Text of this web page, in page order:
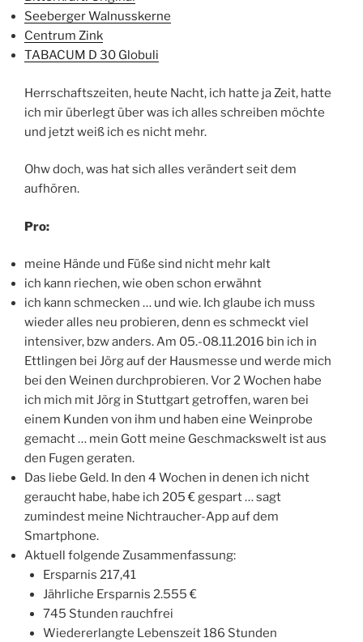
Seeberger Walnusskerne
Centrum Zink
TABACUM D 30 Globuli
Herrschaftszeiten, heute Nacht, ich hatte ja Zeit, hatte
ich mir überlegt über was ich alles schreiben möchte
und jetzt weiß ich es nicht mehr.
Ohw doch, was hat sich alles verändert seit dem
aufhören.
Pro:
meine Hände und Füße sind nicht mehr kalt
ich kann riechen, wie oben schon erwähnt
ich kann schmecken … und wie. Ich glaube ich muss
wieder alles neu probieren, denn es schmeckt viel
intensiver, bzw anders. Am 05.-08.11.2016 bin ich in
Ettlingen bei Jörg auf der Hausmesse und werde mich
bei den Weinen durchprobieren. Vor 2 Wochen habe
ich mich mit Jörg in Stuttgart getroffen, waren bei
einem Kunden von ihm und haben eine Weinprobe
gemacht … mein Gott meine Geschmackswelt ist aus
den Fugen geraten.
Das liebe Geld. In den 4 Wochen in denen ich nicht
geraucht habe, habe ich 205 € gespart … sagt
zumindest meine Nichtraucher-App auf dem
Smartphone.
Aktuell folgende Zusammenfassung:
Ersparnis 217,41
Jährliche Ersparnis 2.555 €
745 Stunden rauchfrei
Wiedererlangte Lebenszeit 186 Stunden